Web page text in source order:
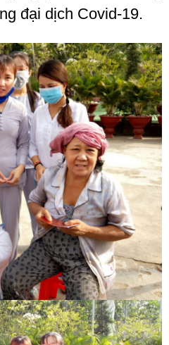
đại dịch Covid-19.